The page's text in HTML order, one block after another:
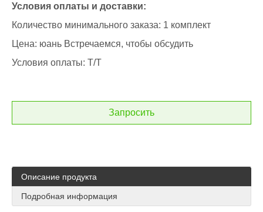
Условия оплаты и доставки:
Количество минимального заказа: 1 комплект
Цена: юань Встречаемся, чтобы обсудить
Условия оплаты: T/T
Запросить
Описание продукта
Подробная информация